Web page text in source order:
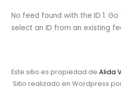
No feed found with the ID 1.
select an ID from an existing
Este sitio es propiedad deAlida
Sitio realizado en Wordpress